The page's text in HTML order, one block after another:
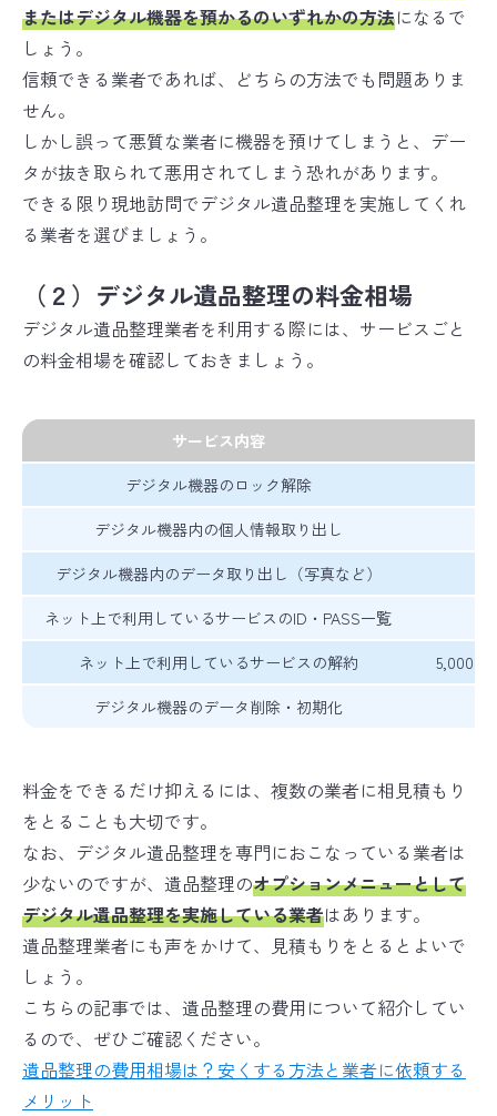
またはデジタル機器を預かるのいずれかの方法になるで
しょう。
信頼できる業者であれば、どちらの方法でも問題ありま
せん。
しかし誤って悪質な業者に機器を預けてしまうと、デー
タが抜き取られて悪用されてしまう恐れがあります。
できる限り現地訪問でデジタル遺品整理を実施してくれ
る業者を選びましょう。
（２）デジタル遺品整理の料金相場
デジタル遺品整理業者を利用する際には、サービスごと
の料金相場を確認しておきましょう。
サービス内容
デジタル機器のロック解除
デジタル機器内の個人情報取り出し
デジタル機器内のデータ取り出し（写真など）
ネット上で利用しているサービスのID・PASS一覧
ネット上で利用しているサービスの解約
5,000円
デジタル機器のデータ削除・初期化
料金をできるだけ抑えるには、複数の業者に相見積もり
をとることも大切です。
なお、デジタル遺品整理を専門におこなっている業者は
少ないのですが、遺品整理のオプションメニューとして
デジタル遺品整理を実施している業者はあります。
遺品整理業者にも声をかけて、見積もりをとるとよいで
しょう。
こちらの記事では、遺品整理の費用について紹介してい
るので、ぜひご確認ください。
遺品整理の費用相場は？安くする方法と業者に依頼する
メリット